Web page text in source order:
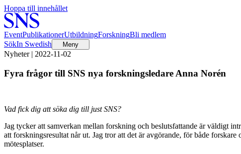
Hoppa till innehållet
EventPublikationerUtbildningForskningBli medlem
SökIn Swedish Meny
Nyheter | 2022-11-02
Fyra frågor till SNS nya forskningsledare Anna Norén
Vad fick dig att söka dig till just SNS?
Jag tycker att samverkan mellan forskning och beslutsfattande är väldigt
att forskningsresultat når ut. Jag tror att det är avgörande, för både
mötesplatser.